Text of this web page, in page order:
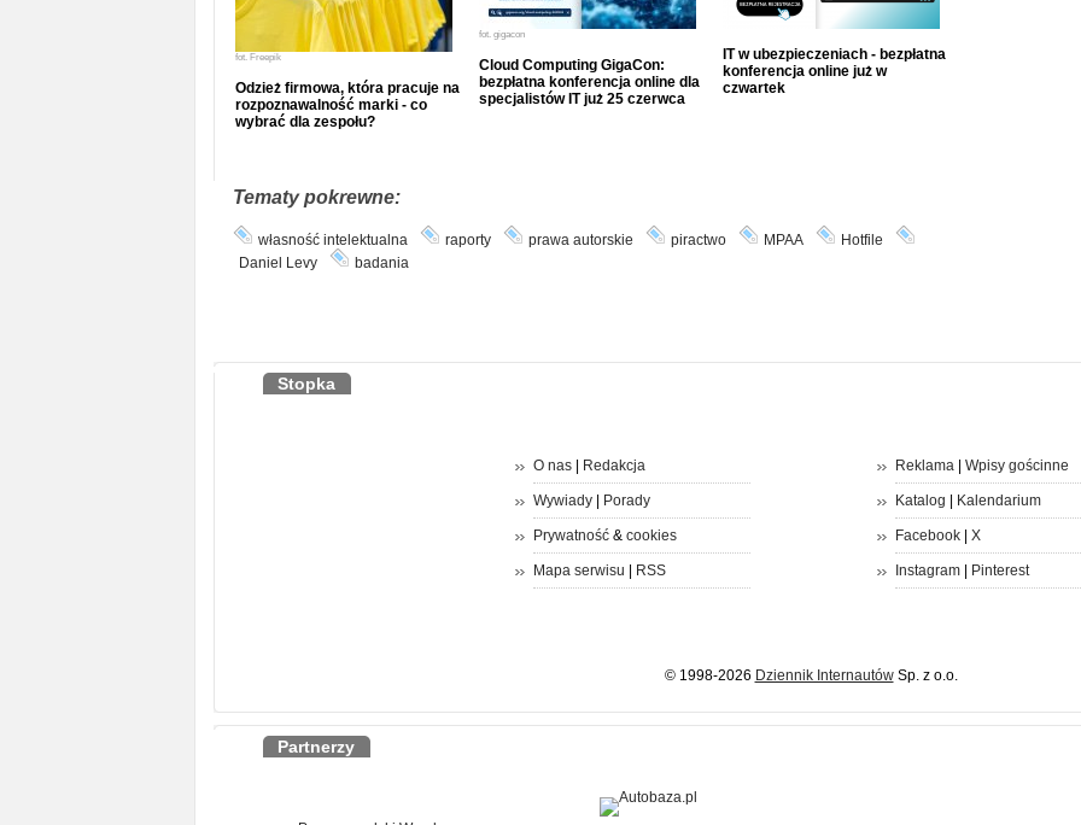
fot. Freepik
Odzież firmowa, która pracuje na
rozpoznawalność marki - co
wybrać dla zespołu?
fot. gigacon
Cloud Computing GigaCon:
bezpłatna konferencja online dla
specjalistów IT już 25 czerwca
IT w ubezpieczeniach - bezpłatna
konferencja online już w
czwartek
Tematy pokrewne:
własność intelektualna raporty prawa autorskie piractwo MPAA
Hotfile
Daniel Levy
badania
Stopka
O nas| Redakcja
Wywiady| Porady
Prywatność& cookies
Mapa serwisu RSS
Reklama| Wpisy gościnne
Katalog Kalendarium
Facebook| X
Instagram| Pinterest
© 1998-2026 Dziennik InternautówSp. z o.o.
Partnerzy